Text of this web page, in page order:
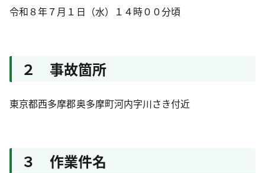
令和８年７月１日（水）１４時００分頃
２ 事故箇所
東京都西多摩郡奥多摩町河内字川さき付近
３ 作業件名